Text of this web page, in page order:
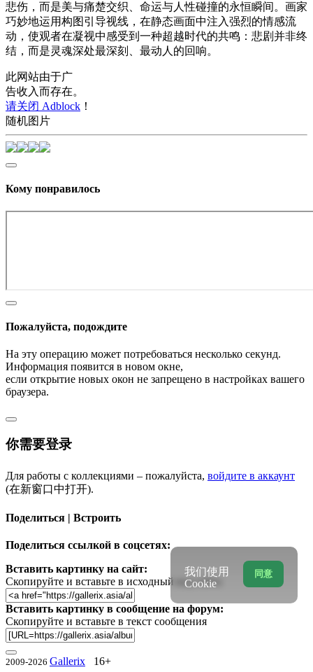
悲伤，而是美与痛楚交织、命运与人性碰撞的永恒瞬间。画家
巧妙地运用构图引导视线，在静态画面中注入强烈的情感流
动，使观者在凝视中感受到一种超越时代的共鸣：悲剧并非终
结，而是灵魂深处最深刻、最动人的回响。
此网站由于广
告收入而存在。
请关闭 Adblock ！
随机图片
Кому понравилось
Пожалуйста, подождите
На эту операцию может потребоваться несколько секунд.
Информация появится в новом окне,
если открытие новых окон не запрещено в настройках вашего
браузера.
你需要登录
Для работы с коллекциями – пожалуйста, войдите в аккаунт
(在新窗口中打开).
Поделиться | Встроить
Поделиться ссылкой в соцсетях:
Вставить картинку на сайт:
Скопируйте и вставьте в исходный код сайта
Вставить картинку в сообщение на форум:
Скопируйте и вставьте в текст сообщения
2009-2026 Gallerix 16+
同意
我们使用
Cookie